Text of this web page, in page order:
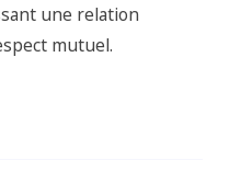
une relation
mutuel.